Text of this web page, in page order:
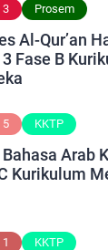
3 Prosem
Al-Qur’an
Fase B
5 KKTP
Bahasa Arab
Kurikulum
KKTP